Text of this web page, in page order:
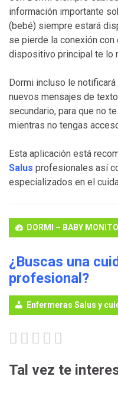
información importante
(bebé) siempre estará
se pierde la conexión
dispositivo principal te lo
Dormi incluso le
nuevos mensajes de
secundario, para que no
mientras no tengas
Esta aplicación está
Salus profesionales así
especializados en el
DORMI – BABY
¿Buscas una
profesional?
Enfermeras Salus y
Tal vez te